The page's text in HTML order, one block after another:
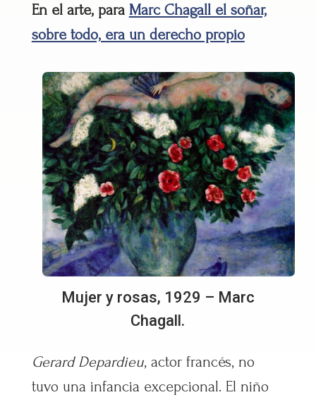
En el arte, para Marc Chagall el soñar,
sobre todo, era un derecho propio
Mujer y rosas, 1929 – Marc
Chagall.
Gerard Depardieu, actor francés, no
tuvo una infancia excepcional. El niño